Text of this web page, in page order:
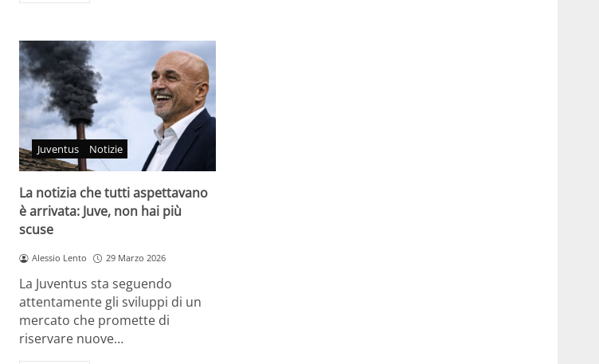
Juventus Notizie
La notizia che tutti aspettavano
è arrivata: Juve, non hai più
scuse
Alessio Lento 29 Marzo 2026
La Juventus sta seguendo
attentamente gli sviluppi di un
mercato che promette di
riservare nuove…